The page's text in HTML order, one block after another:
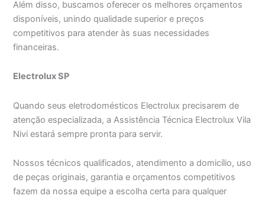
Além disso, buscamos oferecer os melhores orçamentos
disponíveis, unindo qualidade superior e preços
competitivos para atender às suas necessidades
financeiras.
Electrolux SP
Quando seus eletrodomésticos Electrolux precisarem de
atenção especializada, a Assistência Técnica Electrolux Vila
Nivi estará sempre pronta para servir.
Nossos técnicos qualificados, atendimento a domicílio, uso
de peças originais, garantia e orçamentos competitivos
fazem da nossa equipe a escolha certa para qualquer